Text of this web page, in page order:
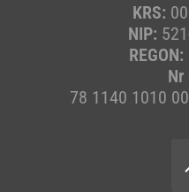
KRS:
NIP:
REGON:
Nr
78 1140 1010